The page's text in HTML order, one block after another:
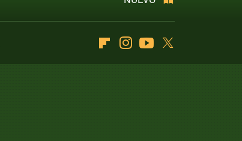
FlipboardInstagramYoutube